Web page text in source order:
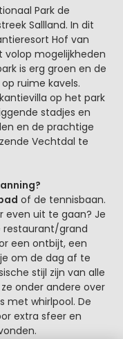
Park de
Sallland. In dit
Hof van
volop mogelijkheden
is erg groen en de
ruime kavels.
op het park
stadjes en
en de prachtige
Vechtdal te
of de tennisbaan.
even uit te gaan? Je
restaurant/grand
een ontbijt, een
om de dag af te
stijl zijn van alle
onder andere over
met whirlpool. De
extra sfeer en